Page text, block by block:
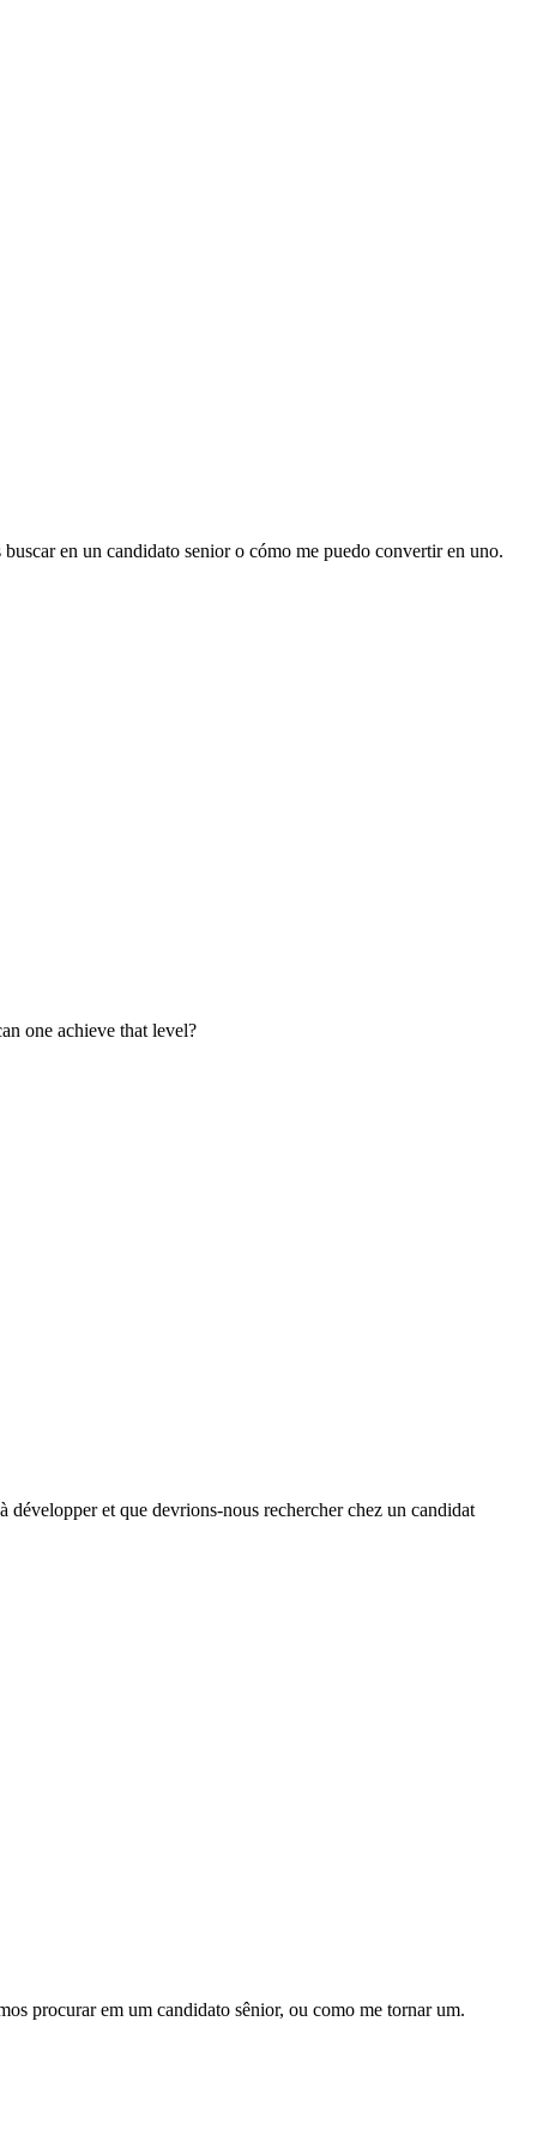
en un candidato senior o cómo me puedo convertir en uno.
one achieve that level?
et que devrions-nous rechercher chez un candidat
procurar em um candidato sênior, ou como me tornar um.